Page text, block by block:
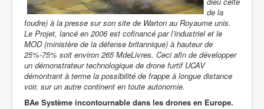
de la
foudre) à la presse sur son site de Warton au Royaume unis.
Le Projet, lancé en 2006 est cofinancé par l’industriel et le
MOD (ministère de la défense britannique) à hauteur de
25%-75% soit environ 265 MdeLivres. Ceci afin de développer
un démonstrateur technologique de drone furtif UCAV
démontrant à terme la possibilité de frappe à longue distance
voir, sur un autre continent en toute autonomie.
BAe Système incontournable dans les drones en Europe.